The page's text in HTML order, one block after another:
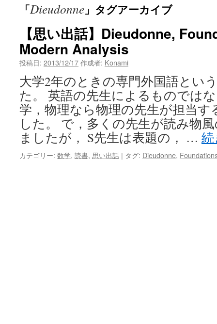
ツ
へ
ス
キ
「Dieudonne 」タグアーカイブ
【思い出話】Dieudonne,
Modern Analysis
投稿日: 2013/12/17作成者: Konami
大学2年のときの専門外国語とい
た。 英語の先生によるものでは
学，物理なら物理の先生が担当す
した。 で，多くの先生が読み物
ましたが， S先生は表題の， …
カテゴリー: 数学, 読書, 思い出話 | タグ: Dieudonne,